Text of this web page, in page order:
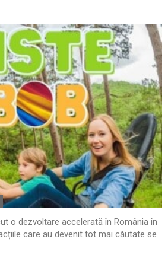
o dezvoltare accelerată în România în
care au devenit tot mai căutate se